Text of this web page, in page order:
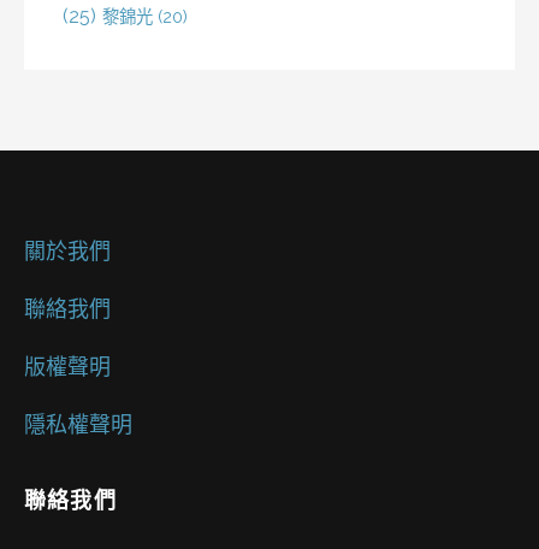
(25) 黎錦光 (20)
關於我們
聯絡我們
版權聲明
隱私權聲明
聯絡我們